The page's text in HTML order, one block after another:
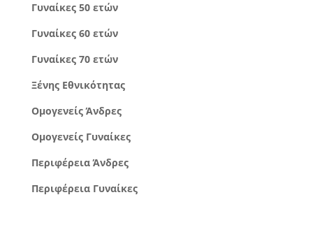
Γυναίκες 50 ετών
Γυναίκες 60 ετών
Γυναίκες 70 ετών
Ξένης Εθνικότητας
Ομογενείς Άνδρες
Ομογενείς Γυναίκες
Περιφέρεια Άνδρες
Περιφέρεια Γυναίκες